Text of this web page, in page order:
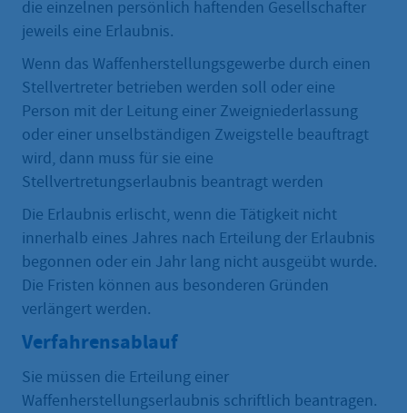
die einzelnen persönlich haftenden Gesellschafter
jeweils eine Erlaubnis.
Wenn das Waffenherstellungsgewerbe durch einen
Stellvertreter betrieben werden soll oder eine
Person mit der Leitung einer Zweigniederlassung
oder einer unselbständigen Zweigstelle beauftragt
wird, dann muss für sie eine
Stellvertretungserlaubnis beantragt werden
Die Erlaubnis erlischt, wenn die Tätigkeit nicht
innerhalb eines Jahres nach Erteilung der Erlaubnis
begonnen oder ein Jahr lang nicht ausgeübt wurde.
Die Fristen können aus besonderen Gründen
verlängert werden.
Verfahrensablauf
Sie müssen die Erteilung einer
Waffenherstellungserlaubnis schriftlich beantragen.